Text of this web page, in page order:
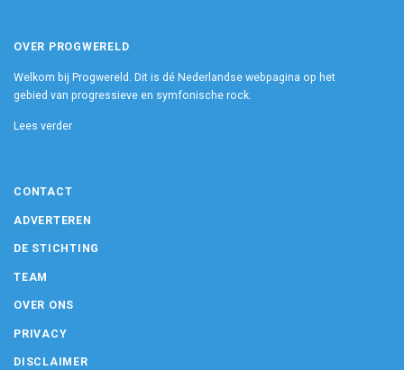
OVER PROGWERELD
Welkom bij Progwereld. Dit is dé Nederlandse webpagina op het
gebied van progressieve en symfonische rock.
Lees verder
CONTACT
ADVERTEREN
DE STICHTING
TEAM
OVER ONS
PRIVACY
DISCLAIMER